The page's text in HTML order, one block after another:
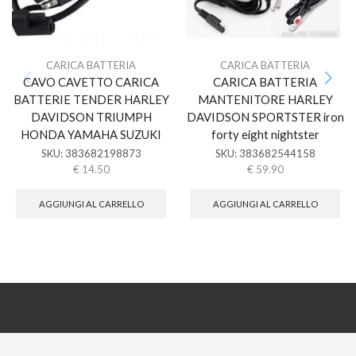
CARICA BATTERIA
CAVO CAVETTO CARICA
BATTERIE TENDER HARLEY
DAVIDSON TRIUMPH
HONDA YAMAHA SUZUKI
SKU: 383682198873
€ 14.50
AGGIUNGI AL CARRELLO
CARICA BATTERIA
CARICA BATTERIA
MANTENITORE HARLEY
DAVIDSON SPORTSTER iron
forty eight nightster
SKU: 383682544158
€ 59.90
AGGIUNGI AL CARRELLO